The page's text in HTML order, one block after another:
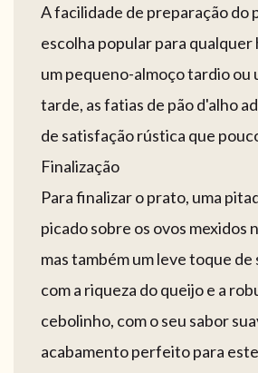
A facilidade de preparação do
escolha popular para qualquer
um pequeno-almoço tardio ou
tarde, as fatias de pão d'alho
de satisfação rústica que
Finalização
Para finalizar o prato, uma
picado sobre os ovos mexidos
mas também um leve toque
com a riqueza do queijo e a
cebolinho, com o seu sabor
acabamento perfeito para